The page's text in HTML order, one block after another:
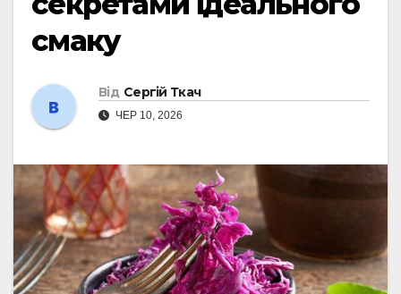
смаку
Від Сергій Ткач
ЧЕР 10, 2026